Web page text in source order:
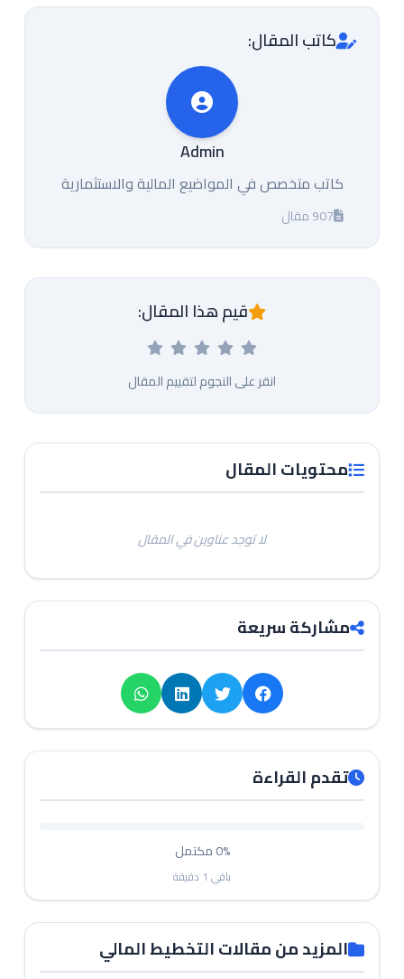
كاتب المقال:
Admin
كاتب متخصص في المواضيع المالية والاستثمارية
907 مقال
قيم هذا المقال:
انقر على النجوم لتقييم المقال
محتويات المقال
لا توجد عناوين في المقال
مشاركة سريعة
تقدم القراءة
0%مكتمل
باقي 1 دقيقة
المزيد من مقالات التخطيط المالي